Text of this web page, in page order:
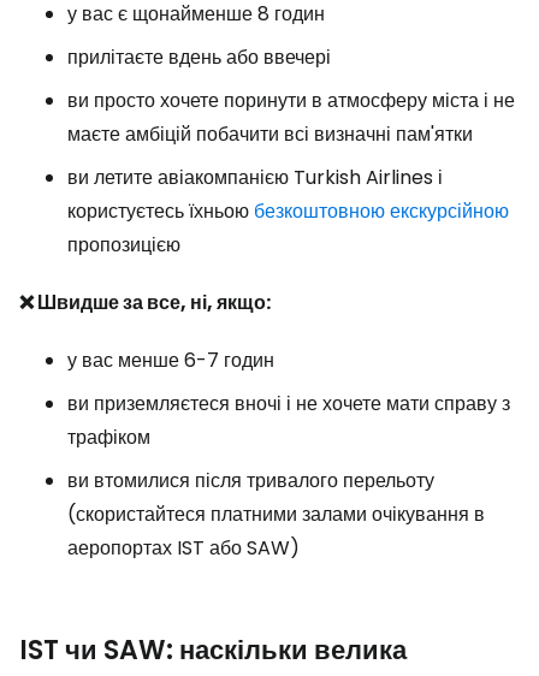
у вас є щонайменше 8 годин
прилітаєте вдень або ввечері
ви просто хочете поринути в атмосферу міста і не
маєте амбіцій побачити всі визначні пам'ятки
ви летите авіакомпанією Turkish Airlines і
користуєтесь їхньою безкоштовною екскурсійною
пропозицією
❌ Швидше за все, ні, якщо:
у вас менше 6-7 годин
ви приземляєтеся вночі і не хочете мати справу з
трафіком
ви втомилися після тривалого перельоту
(скористайтеся платними залами очікування в
аеропортах IST або SAW)
IST чи SAW: наскільки велика